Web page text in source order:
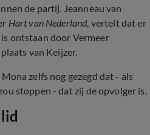
de partij. Jeanneau van
Hart van Nederland, vertelt dat er
ontstaan door Vermeer
van Keijzer.
zelfs nog gezegd dat - als
stoppen - dat zij de opvolger is.